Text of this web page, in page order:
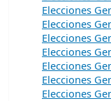
Elecciones
Elecciones
Elecciones
Elecciones
Elecciones
Elecciones
Elecciones